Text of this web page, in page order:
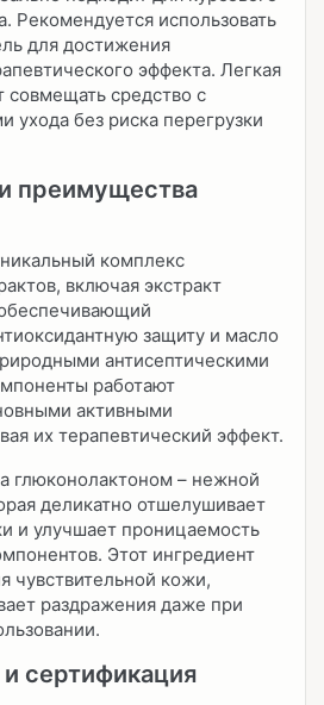
Рекомендуется использовать
для достижения
эффекта. Легкая
совмещать средство с
ухода без риска перегрузки
преимущества
комплекс
включая экстракт
защиту и масло
антисептическими
работают
активными
их терапевтический эффект.
глюконолактоном – нежной
деликатно отшелушивает
и улучшает проницаемость
Этот ингредиент
чувствительной кожи,
раздражения даже при
сертификация